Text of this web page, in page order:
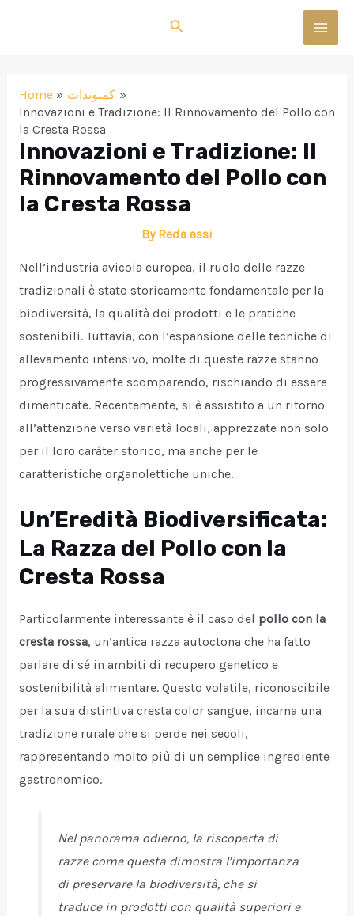
Search
Home
كمبوندات
Innovazioni e Tradizione: Il Rinnovamento del Pollo con
la Cresta Rossa
Innovazioni e Tradizione: Il
Rinnovamento del Pollo con
la Cresta Rossa
By Reda assi
Nell’industria avicola europea, il ruolo delle razze
tradizionali è stato storicamente fondamentale per la
biodiversità, la qualità dei prodotti e le pratiche
sostenibili. Tuttavia, con l’espansione delle tecniche di
allevamento intensivo, molte di queste razze stanno
progressivamente scomparendo, rischiando di essere
dimenticate. Recentemente, si è assistito a un ritorno
all’attenzione verso varietà locali, apprezzate non solo
per il loro caráter storico, ma anche per le
caratteristiche organolettiche uniche.
Un’Eredità Biodiversificata:
La Razza del Pollo con la
Cresta Rossa
Particolarmente interessante è il caso del pollo con la
cresta rossa, un’antica razza autoctona che ha fatto
parlare di sé in ambiti di recupero genetico e
sostenibilità alimentare. Questo volatile, riconoscibile
per la sua distintiva cresta color sangue, incarna una
tradizione rurale che si perde nei secoli,
rappresentando molto più di un semplice ingrediente
gastronomico.
Nel panorama odierno, la riscoperta di
razze come questa dimostra l’importanza
di preservare la biodiversità, che si
traduce in prodotti con qualità superiori e